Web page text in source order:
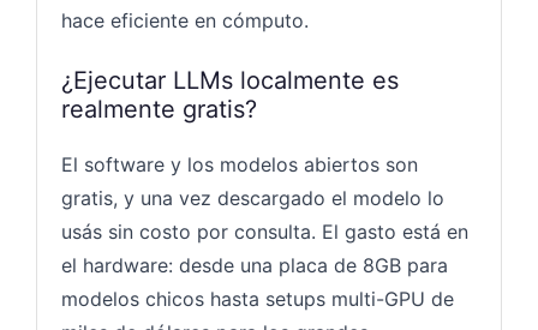
hace eficiente en cómputo.
¿Ejecutar LLMs localmente es
realmente gratis?
El software y los modelos abiertos son
gratis, y una vez descargado el modelo lo
usás sin costo por consulta. El gasto está en
el hardware: desde una placa de 8GB para
modelos chicos hasta setups multi-GPU de